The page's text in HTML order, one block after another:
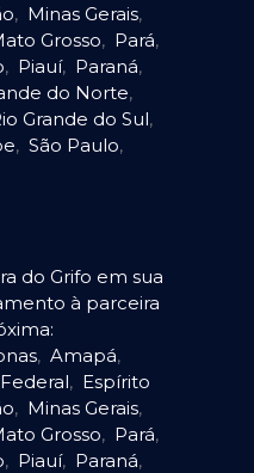
, Minas Gerais,
Grosso, Pará,
, Piauí, Paraná,
do Norte,
Grande do Sul,
, São Paulo,
do Grifo em sua
à parceira
, Amapá,
, Espírito
, Minas Gerais,
Grosso, Pará,
, Piauí, Paraná,